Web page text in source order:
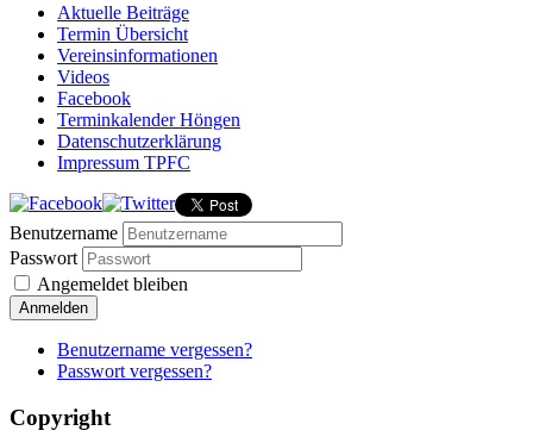
Aktuelle Beiträge
Termin Übersicht
Vereinsinformationen
Videos
Facebook
Terminkalender Höngen
Datenschutzerklärung
Impressum TPFC
Benutzername
Passwort
Angemeldet bleiben
Anmelden
Benutzername vergessen?
Passwort vergessen?
Copyright